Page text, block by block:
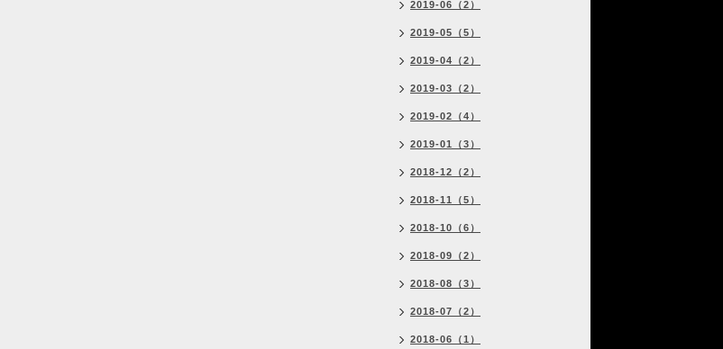
2019-06（2）
2019-05（5）
2019-04（2）
2019-03（2）
2019-02（4）
2019-01（3）
2018-12（2）
2018-11（5）
2018-10（6）
2018-09（2）
2018-08（3）
2018-07（2）
2018-06（1）